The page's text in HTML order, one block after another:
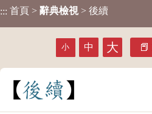
::: 首頁 > 辭典檢視 > 後續
小 中 大
後 續